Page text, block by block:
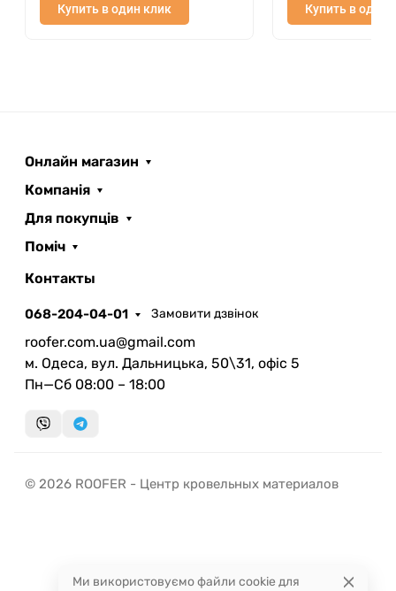
Купить в один клик Купить в один
Онлайн магазин
Компанія
Для покупців
Поміч
Контакты
068-204-04-01 Замовити дзвінок
roofer.com.ua@gmail.com
м. Одеса, вул. Дальницька, 50\31, офіс 5
Пн—Сб 08:00 – 18:00
© 2026 ROOFER - Центр кровельных материалов
Ми використовуємо файли cookie для
миттєвий зворотний виклик